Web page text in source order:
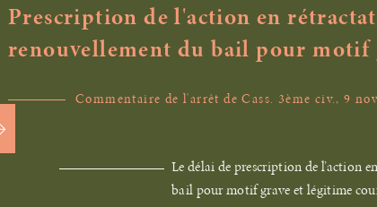
Prescription de l'action en
renouvellement du bail pour motif
Commentaire de l'arrêt de Cass. 3ème civ., 9
Le délai de prescription de l’action
bail pour motif grave et légitime